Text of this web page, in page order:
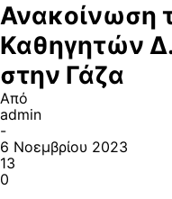
Ανακοίνωση
Καθηγητών
στην Γάζα
Από
admin
-
6 Νοεμβρίου 2023
13
0